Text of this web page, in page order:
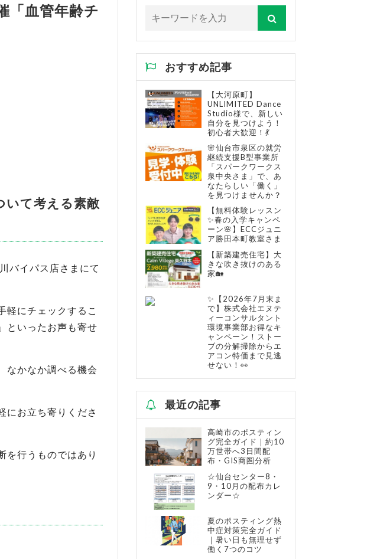
「血管年齢チ
いて考える素敵
バイパス店さまにて
軽にチェックするこ
といったお声も寄せ
なかなか調べる機会
にお立ち寄りくださ
を行うものではあり
おすすめ記事
【大河原町】
UNLIMITED Dance
Studio様で、新しい
自分を見つけよう！
初心者大歓迎！💃
🌸仙台市泉区の就労
継続支援B型事業所
「スパークワークス
泉中央さま」で、あ
なたらしい「働く」
を見つけませんか？
【無料体験レッスン
✨春の入学キャンペ
ーン🌸】ECCジュニ
ア勝田本町教室さま
【新築建売住宅】大
きな吹き抜けのある
家🏡
✨【2026年7月末ま
で】株式会社エヌテ
ィーコンサルタント
環境事業部お得なキ
ャンペーン！ストー
ブの分解掃除からエ
アコン特価まで見逃
せない！👀
最近の記事
高崎市のポスティン
グ完全ガイド｜約10
万世帯へ3日間配
布・GIS商圏分析
☆仙台センター8・
9・10月の配布カレ
ンダー☆
夏のポスティング熱
中症対策完全ガイド
｜暑い日も無理せず
働く7つのコツ